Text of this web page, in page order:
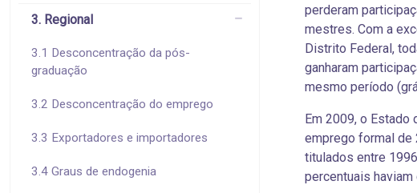
3. Regional
3.1 Desconcentração da pós-
graduação
3.2 Desconcentração do emprego
3.3 Exportadores e importadores
3.4 Graus de endogenia
perderam
mestres. Com a
Distrito Federal,
ganharam
mesmo período
Em 2009, o
emprego formal de
titulados entre
percentuais haviam